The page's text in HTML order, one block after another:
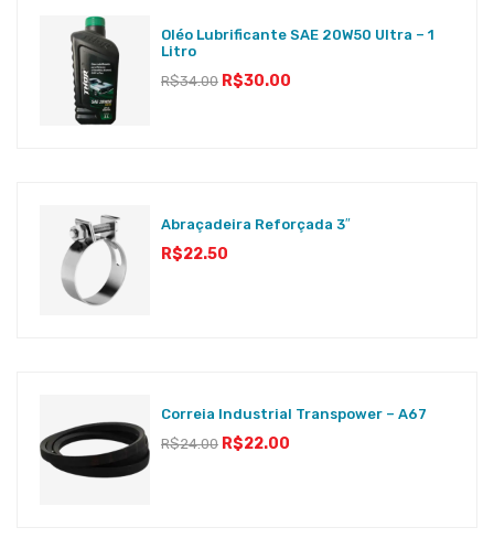
Oléo Lubrificante SAE 20W50 Ultra – 1
Litro
R$34.00 R$30.00
Abraçadeira Reforçada 3″
R$22.50
Correia Industrial Transpower – A67
R$24.00 R$22.00